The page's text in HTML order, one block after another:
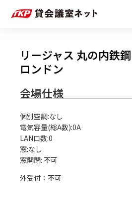
リージャス 丸の内鉄
ロンドン
会場仕様
個別空調:なし
電気容量(総A数):0A
LAN口数:0
窓:なし
外受付：不可